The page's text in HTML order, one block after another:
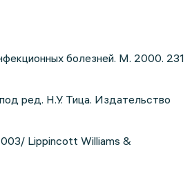
болезней. М. 2000. 231
ред. Н.У. Тица. Издательство
Lippincott Williams &